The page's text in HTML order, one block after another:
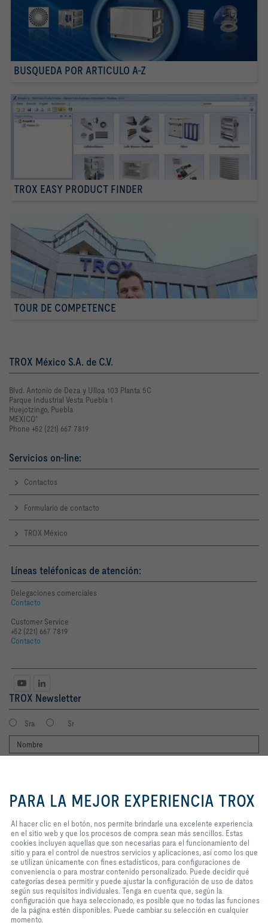
BUSQUEDA POR ARTICULO A-Z
TROX EASY PRODUCT FINDER
TOUR DE COMPETENCE
TROX México S.A. de C.V.
Blvd. Antonio de Deza y Ulloa 103 Planta 5C
Parque Industrial Vesta Puebla 1
Huejotzingo, Puebla
MEXICO'
Phone +52 (221) 667 7819
Servicios on-line:
Contactos
Formulario de contacto
TROX México
Líneas teléfonicas de atención:
Delegaciones comerciales
Contacto
Customer Service
+52 (221) 667 7819
Contacto
TROX Newsletter
Sra Sr
Consiento que mis datos sean guardados en cumplimiento con la
política de protección de datos de TROX.
Login
Inicio Contactos Imprint Condiciones de contratación
Privacidad
Aviso legal
2026 © TROX México S.A. de C.V.
permite brindarle una excelente
experiencia en el sitio web y que
sencillos. Estas cookies incluyen
aquellas que son necesarias para
el funcionamiento del sitio y para
el control de nuestros servicios y
aplicaciones, así como los que se
utilizan únicamente con fines
estadísticos, para configuraciones
de conveniencia o para mostrar
contenido personalizado. Puede
decidir qué categorías desea
PARA LA MEJOR EXPERIENCIA TROX
Al hacer clic en el botón, nos permite brindarle una excelente experiencia
en el sitio web y que los procesos de compra sean más sencillos. Estas
cookies incluyen aquellas que son necesarias para el funcionamiento del
sitio y para el control de nuestros servicios y aplicaciones, así como los que
se utilizan únicamente con fines estadísticos, para configuraciones de
conveniencia o para mostrar contenido personalizado. Puede decidir qué
categorías desea permitir y puede ajustar la configuración de uso de datos
según sus requisitos individuales. Tenga en cuenta que, según la
configuración que haya seleccionado, es posible que no todas las funciones
de la página estén disponibles. Puede cambiar su selección en cualquier
momento.